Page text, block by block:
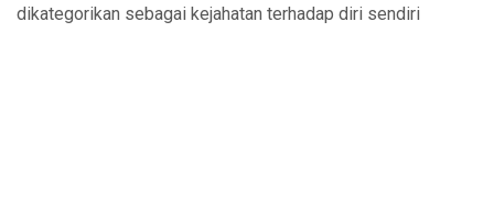
dikategorikan sebagai kejahatan terhadap diri sendiri